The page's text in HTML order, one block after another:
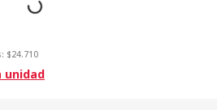
$24.710
unidad